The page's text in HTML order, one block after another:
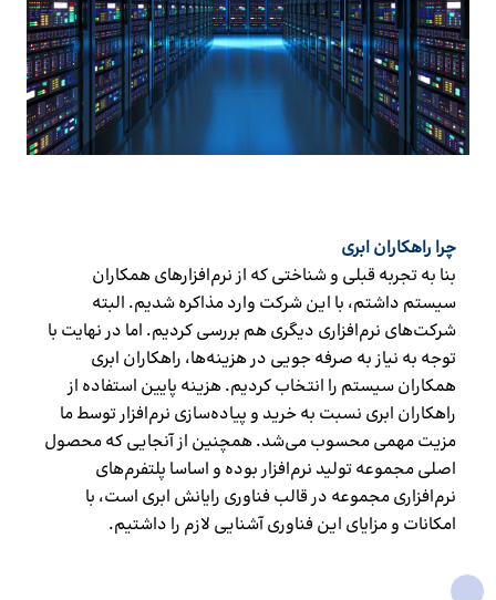
چرا راهکاران ابری
بنا به تجربه قبلی و شناختی که از نرم‌افزارهای همکاران
سیستم داشتم، با این شرکت وارد مذاکره شدیم. البته
شرکت‌های نرم‌افزاری دیگری هم بررسی کردیم. اما در نهایت با
توجه به نیاز به صرفه جویی در هزینه‌ها، راهکاران ابری
همکاران سیستم را انتخاب کردیم. هزینه پایین استفاده از
راهکاران ابری نسبت به خرید و پیاده‌سازی نرم‌افزار توسط ما
مزیت مهمی محسوب می‌شد. همچنین از آنجایی که محصول
اصلی مجموعه تولید نرم‌افزار بوده و اساسا پلتفرم‌های
نرم‌افزاری مجموعه در قالب فناوری رایانش ابری است، با
امکانات و مزایای این فناوری آشنایی لازم را داشتیم.